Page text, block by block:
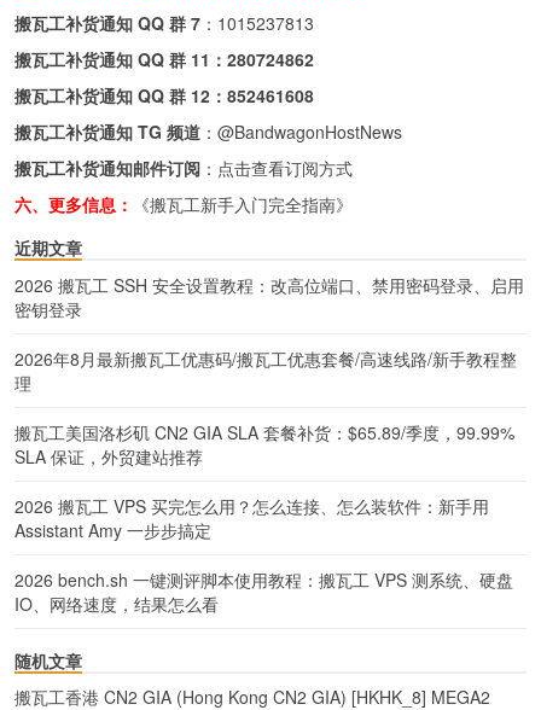
搬瓦工补货通知 QQ 群 7 ： 1015237813
搬瓦工补货通知 QQ 群 11： 280724862
搬瓦工补货通知 QQ 群 12： 852461608
搬瓦工补货通知 TG 频道 ： @BandwagonHostNews
搬瓦工补货通知邮件订阅 ： 点击查看订阅方式
六、更多信息：
《搬瓦工新手入门完全指南》
近期文章
2026 搬瓦工 SSH 安全设置教程：改高位端口、禁用密码登录、启用
密钥登录
2026年8月最新搬瓦工优惠码/搬瓦工优惠套餐/高速线路/新手教程整
理
搬瓦工美国洛杉矶 CN2 GIA SLA 套餐补货：$65.89/季度，99.99%
SLA 保证，外贸建站推荐
2026 搬瓦工 VPS 买完怎么用？怎么连接、怎么装软件：新手用
Assistant Amy 一步步搞定
2026 bench.sh 一键测评脚本使用教程：搬瓦工 VPS 测系统、硬盘
IO、网络速度，结果怎么看
随机文章
搬瓦工香港 CN2 GIA (Hong Kong CN2 GIA) [HKHK_8] MEGA2